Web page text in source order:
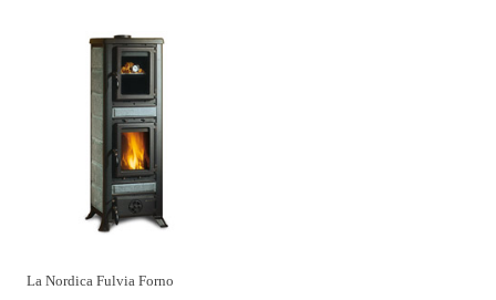
La Nordica Fulvia Forno